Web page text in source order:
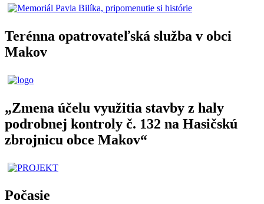
Terénna opatrovateľská služba v obci
Makov
„Zmena účelu využitia stavby z haly
podrobnej kontroly č. 132 na Hasičskú
zbrojnicu obce Makov“
Počasie